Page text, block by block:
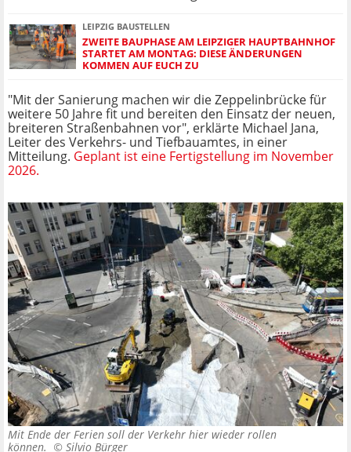
LEIPZIG BAUSTELLEN
ZWEITE BAUPHASE AM LEIPZIGER HAUPTBAHNHOF
STARTET AM MONTAG: DIESE ÄNDERUNGEN
KOMMEN AUF EUCH ZU
"Mit der Sanierung machen wir die Zeppelinbrücke für
weitere 50 Jahre fit und bereiten den Einsatz der neuen,
breiteren Straßenbahnen vor", erklärte Michael Jana,
Leiter des Verkehrs- und Tiefbauamtes, in einer
Mitteilung. Geplant ist eine Fertigstellung im November
2026.
Mit Ende der Ferien soll der Verkehr hier wieder rollen
können. © Silvio Bürger